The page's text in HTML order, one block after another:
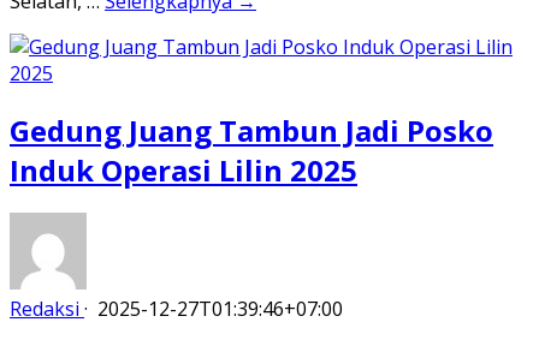
Gedung Juang Tambun Jadi Posko
Induk Operasi Lilin 2025
Redaksi · 2025-12-27T01:39:46+07:00